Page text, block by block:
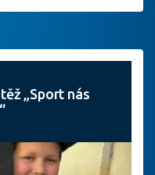
„Sport nás